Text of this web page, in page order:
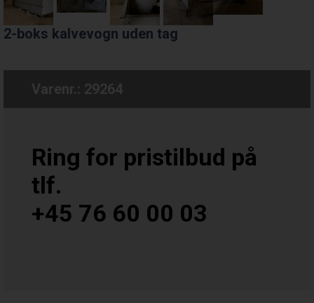
2-boks kalvevogn uden tag
Varenr.: 29264
Ring for pristilbud på
tlf.
+45 76 60 00 03